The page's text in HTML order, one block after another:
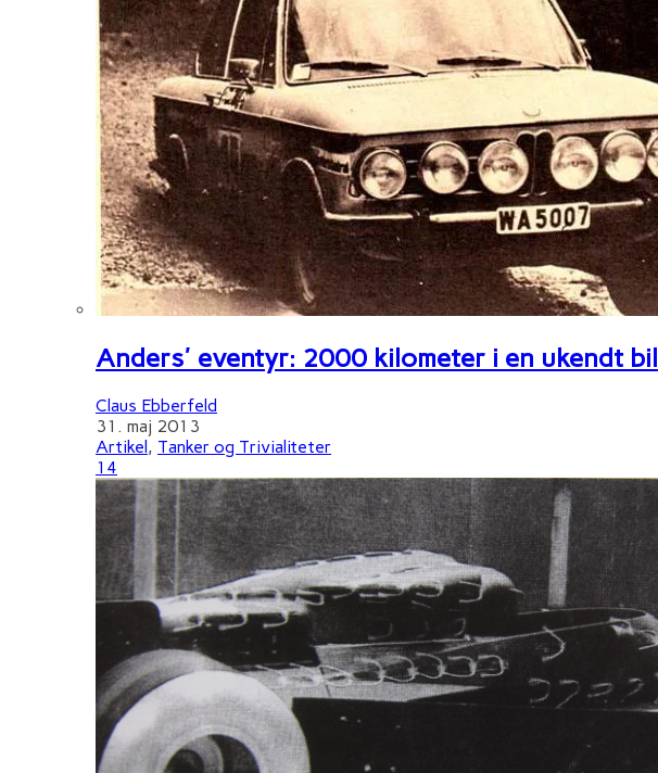
Anders' eventyr: 2000 kilometer i en ukendt bil
Claus Ebberfeld
31. maj 2013
Artikel , Tanker og Trivialiteter
14